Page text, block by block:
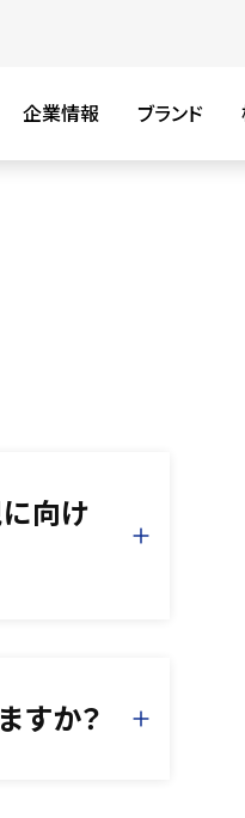
企業情報 ブランド
向け
すか？